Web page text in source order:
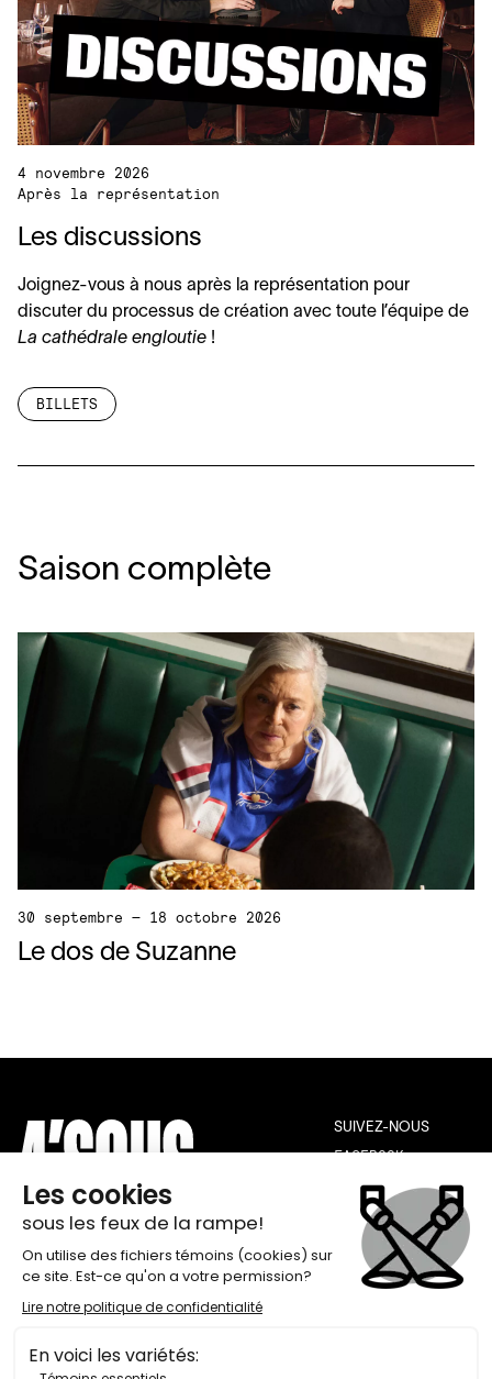
4 novembre 2026
Après la représentation
Les discussions
Joignez-vous à nous après la représentation pour
discuter du processus de création avec toute l’équipe de
La cathédrale engloutie !
BILLETS
Saison complète
30 septembre — 18 octobre 2026
Le dos de Suzanne
SUIVEZ-NOUS
FACEBOOK
YOUTUBE
THÉÂTRE DE QUAT’SOUS
100, AVENUE DES PINS EST,
INFOLETTRE